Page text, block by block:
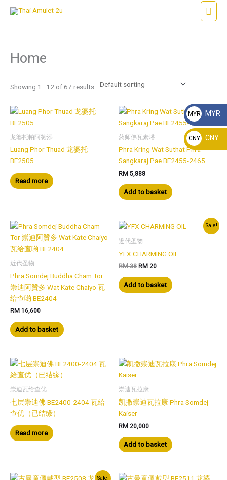
Main
Home
Showing 1–12 of 67 results
龙婆托帕阿赞添
Luang Phor Thuad 龙婆托
BE2505
Read more
药师佛瓦素塔
Phra Kring Wat Suthat Phra
Sangkaraj Pae BE2455-2465
RM 5,888
Add to basket
近代圣物
Phra Somdej Buddha Cham Tor
崇迪阿贊多 Wat Kate Chaiyo 瓦
给查哟 BE2404
RM 16,600
Add to basket
Sale!
近代圣物
YFX CHARMING OIL
RM38 Original
was:
RM 20Current
is:
RM 20.
Add to basket
崇迪瓦给查优
七层崇迪佛 BE2400-2404 瓦給
查优（已结缘）
Read more
崇迪瓦拉康
凯撒崇迪瓦拉康 Phra Somdej
Kaiser
RM 20,000
Add to basket
Sale!
MYR
RM
MYR
CNY
¥
CNY